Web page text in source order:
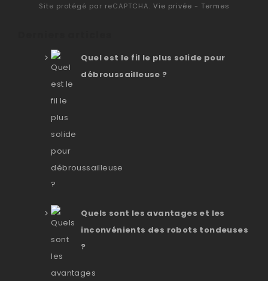
Site protégé par reCAPTCHA. Vie privée - Termes
Quel est le fil le plus solide pour
débroussailleuse ?
Quels sont les avantages et les
inconvénients des robots tondeuses
?